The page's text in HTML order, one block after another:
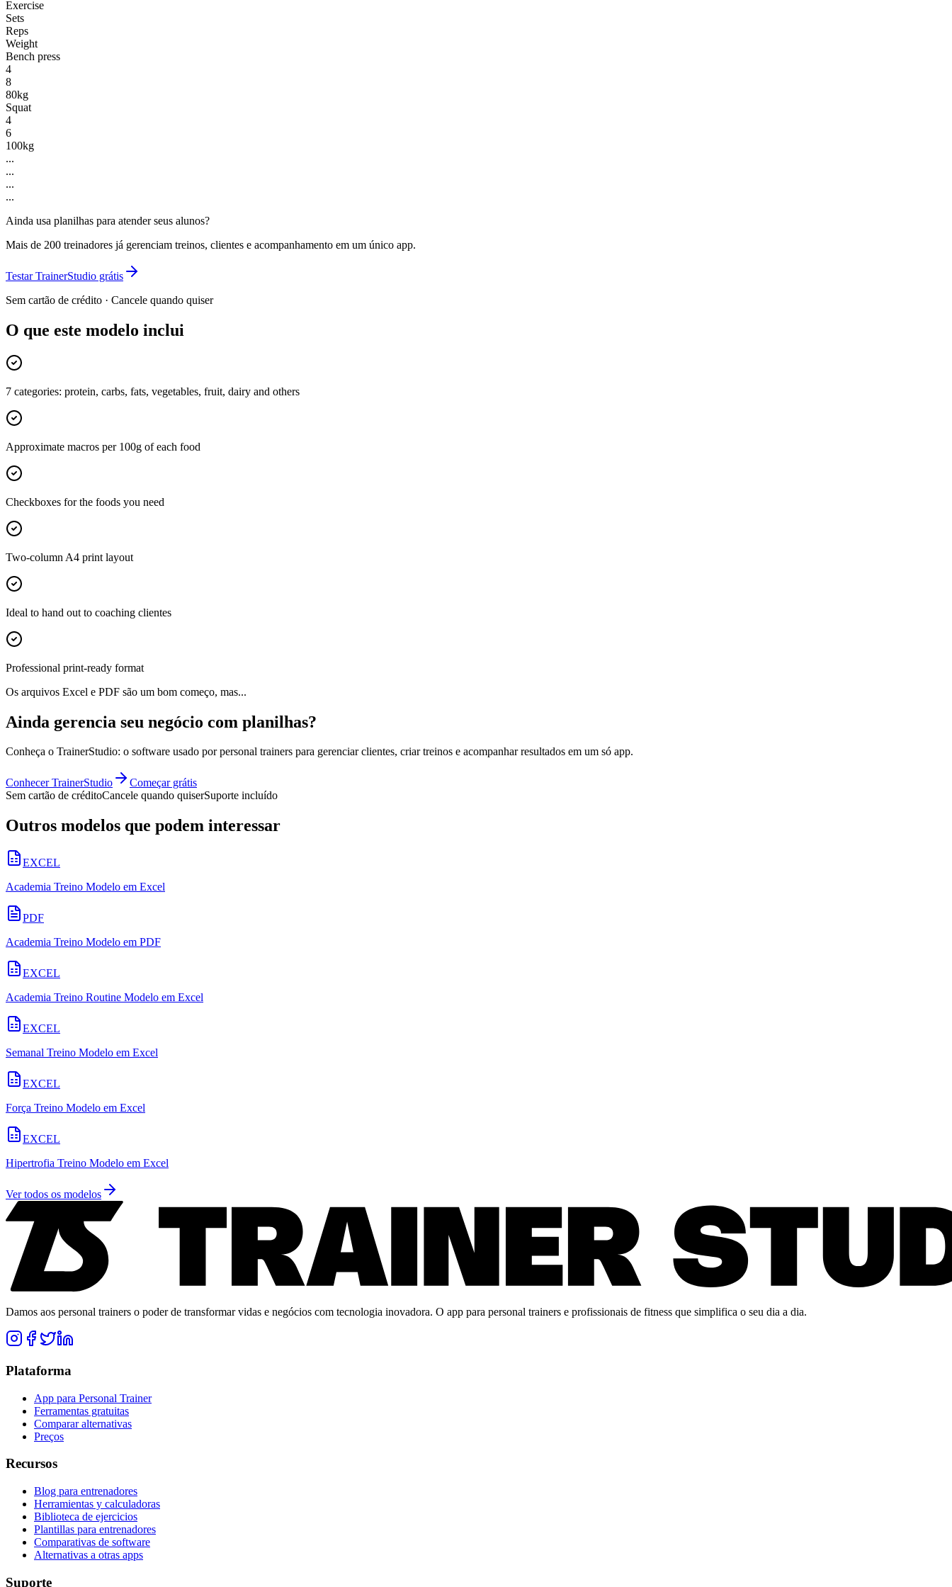
Exercise
Sets
Reps
Weight
Bench press
4
8
80kg
Squat
4
6
100kg
...
...
...
...
Ainda usa planilhas para atender seus alunos?
Mais de 200 treinadores já gerenciam treinos, clientes e acompanhamento em um único app.
Testar TrainerStudio grátis
Sem cartão de crédito · Cancele quando quiser
O que este modelo inclui
7 categories: protein, carbs, fats, vegetables, fruit, dairy and others
Approximate macros per 100g of each food
Checkboxes for the foods you need
Two-column A4 print layout
Ideal to hand out to coaching clientes
Professional print-ready format
Os arquivos Excel e PDF são um bom começo, mas...
Ainda gerencia seu negócio com planilhas?
Conheça o TrainerStudio: o software usado por personal trainers para gerenciar clientes, criar treinos e acompanhar resultados em um só app.
Conhecer TrainerStudio
Começar grátis
Sem cartão de créditoCancele quando quiserSuporte incluído
Outros modelos que podem interessar
EXCEL
Academia Treino Modelo em Excel
PDF
Academia Treino Modelo em PDF
EXCEL
Academia Treino Routine Modelo em Excel
EXCEL
Semanal Treino Modelo em Excel
EXCEL
Força Treino Modelo em Excel
EXCEL
Hipertrofia Treino Modelo em Excel
Ver todos os modelos
Damos aos personal trainers o poder de transformar vidas e negócios com tecnologia inovadora. O app para personal trainers e profissionais de fitness que simplifica o seu dia a dia.
Plataforma
App para Personal Trainer
Ferramentas gratuitas
Comparar alternativas
Preços
Recursos
Blog para entrenadores
Herramientas y calculadoras
Biblioteca de ejercicios
Plantillas para entrenadores
Comparativas de software
Alternativas a otras apps
Suporte